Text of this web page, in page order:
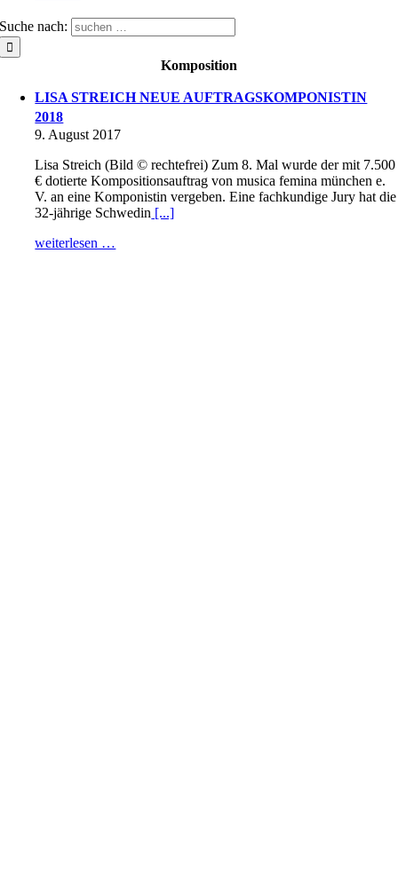
Suche nach:
Komposition
LISA STREICH NEUE AUFTRAGSKOMPONISTIN
2018
9. August 2017
Lisa Streich (Bild © rechtefrei) Zum 8. Mal wurde der mit 7.500
€ dotierte Kompositionsauftrag von musica femina münchen e.
V. an eine Komponistin vergeben. Eine fachkundige Jury hat die
32-jährige Schwedin [...]
weiterlesen …